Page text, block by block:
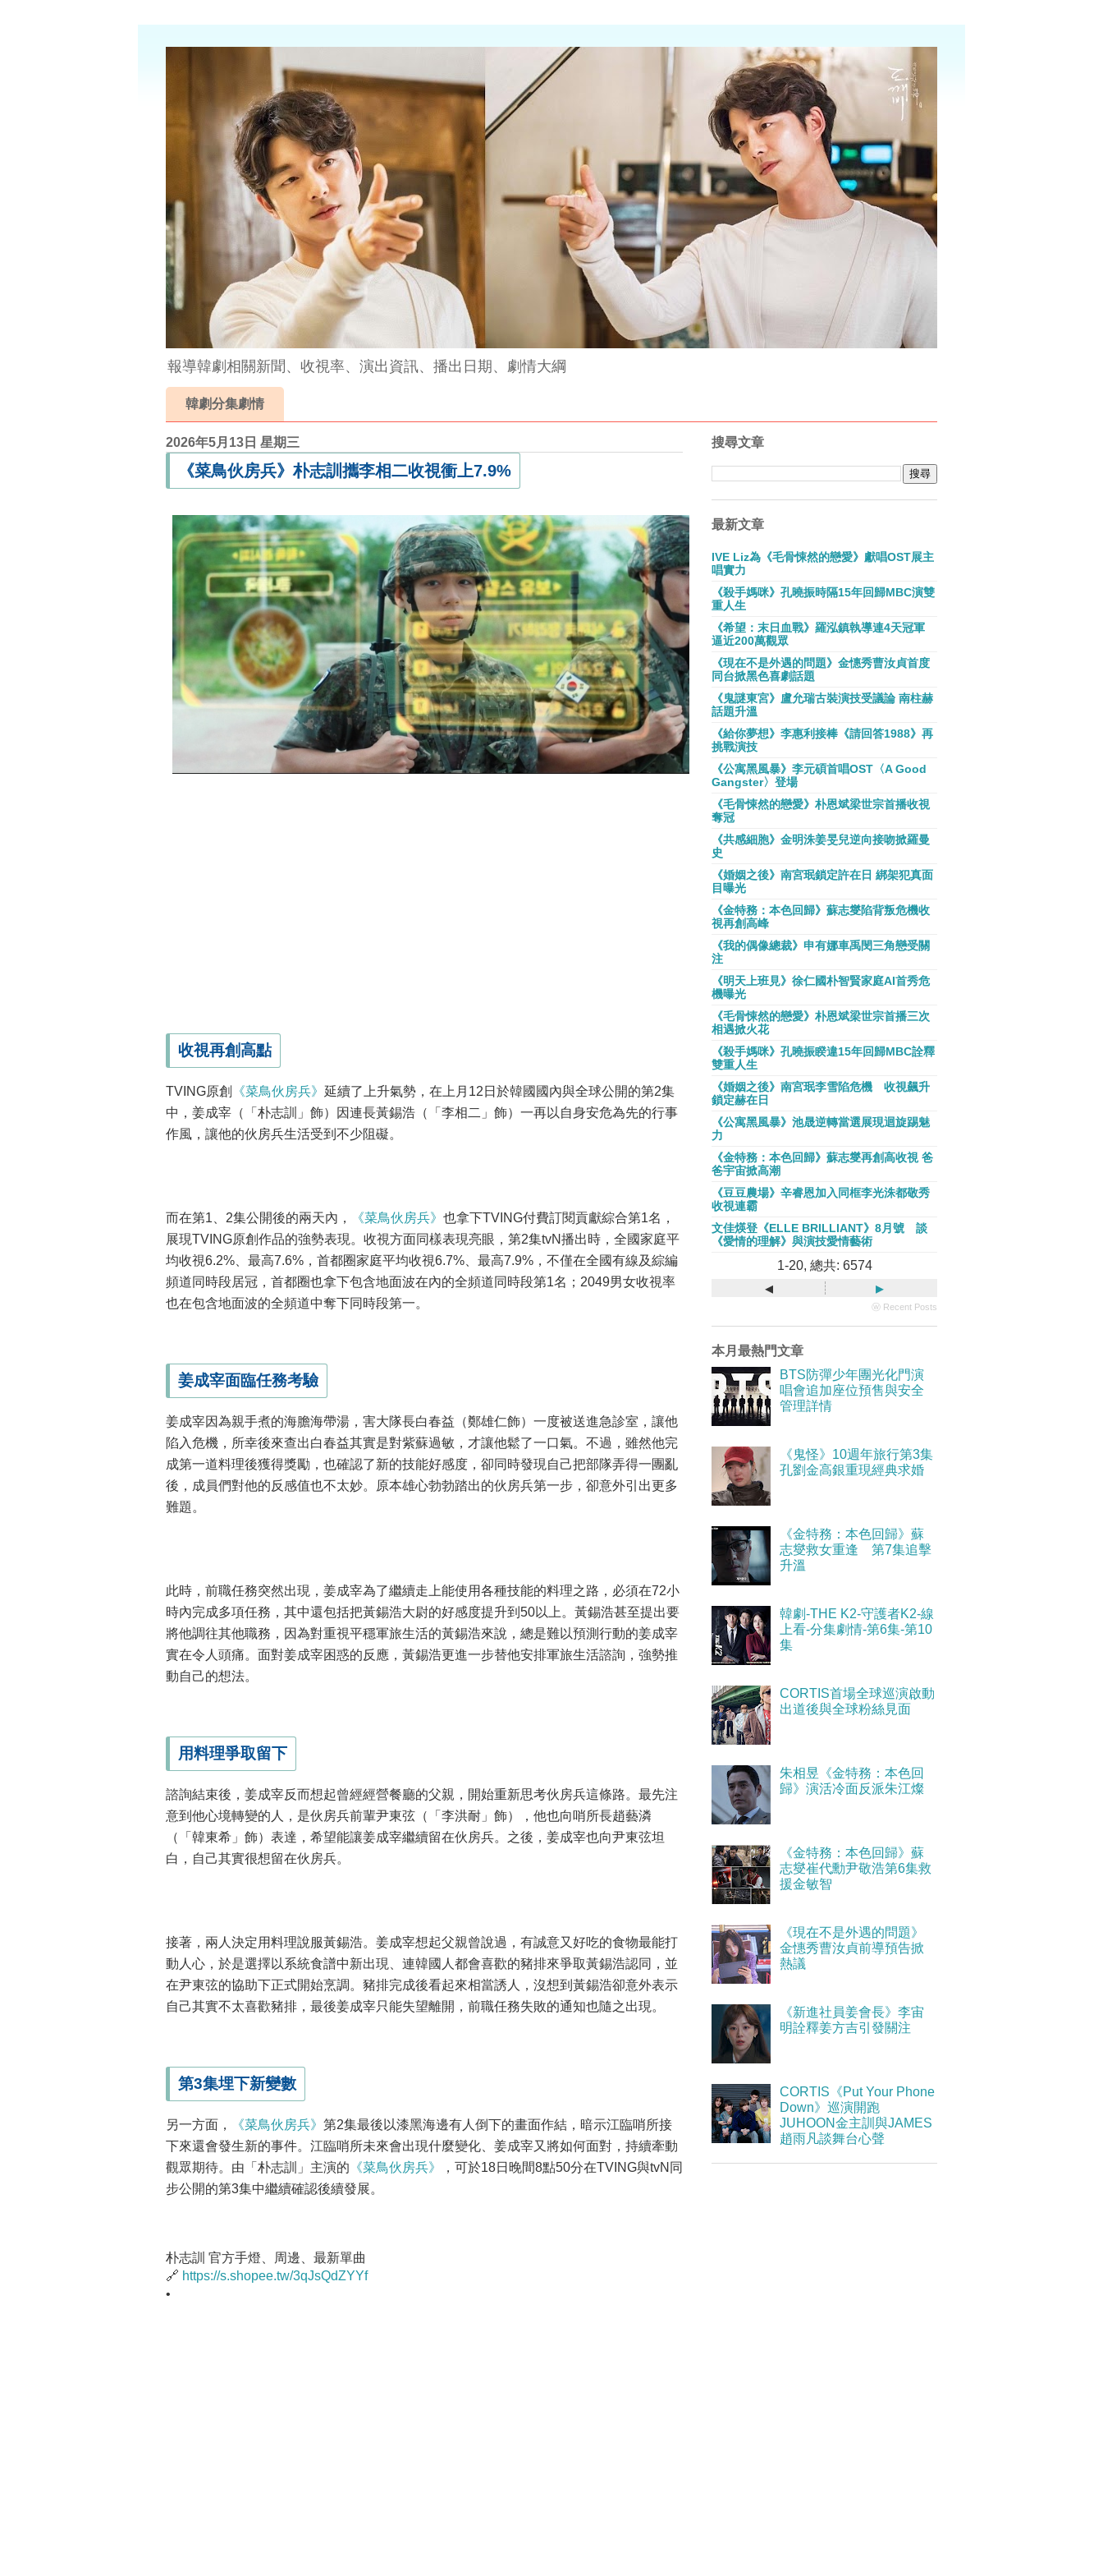
報導韓劇相關新聞、收視率、演出資訊、播出日期、劇情大綱
韓劇分集劇情
2026年5月13日 星期三
《菜鳥伙房兵》朴志訓攜李相二收視衝上7.9%
收視再創高點
TVING原創 《菜鳥伙房兵》 延續了上升氣勢，在上月12日於韓國國內與全球公開的第2集
中，姜成宰（「朴志訓」飾）因連長黃錫浩（「李相二」飾）一再以自身安危為先的行事
作風，讓他的伙房兵生活受到不少阻礙。
而在第1、2集公開後的兩天內， 《菜鳥伙房兵》 也拿下TVING付費訂閱貢獻綜合第1名，
展現TVING原創作品的強勢表現。收視方面同樣表現亮眼，第2集tvN播出時，全國家庭平
均收視6.2%、最高7.6%，首都圈家庭平均收視6.7%、最高7.9%，不僅在全國有線及綜編
頻道同時段居冠，首都圈也拿下包含地面波在內的全頻道同時段第1名；2049男女收視率
也在包含地面波的全頻道中奪下同時段第一。
姜成宰面臨任務考驗
姜成宰因為親手煮的海膽海帶湯，害大隊長白春益（鄭雄仁飾）一度被送進急診室，讓他
陷入危機，所幸後來查出白春益其實是對紫蘇過敏，才讓他鬆了一口氣。不過，雖然他完
成第一道料理後獲得獎勵，也確認了新的技能好感度，卻同時發現自己把部隊弄得一團亂
後，成員們對他的反感值也不太妙。原本雄心勃勃踏出的伙房兵第一步，卻意外引出更多
難題。
此時，前職任務突然出現，姜成宰為了繼續走上能使用各種技能的料理之路，必須在72小
時內完成多項任務，其中還包括把黃錫浩大尉的好感度提升到50以上。黃錫浩甚至提出要
將他調往其他職務，因為對重視平穩軍旅生活的黃錫浩來說，總是難以預測行動的姜成宰
實在令人頭痛。面對姜成宰困惑的反應，黃錫浩更進一步替他安排軍旅生活諮詢，強勢推
動自己的想法。
用料理爭取留下
諮詢結束後，姜成宰反而想起曾經經營餐廳的父親，開始重新思考伙房兵這條路。最先注
意到他心境轉變的人，是伙房兵前輩尹東弦（「李洪耐」飾），他也向哨所長趙藝潾
（「韓東希」飾）表達，希望能讓姜成宰繼續留在伙房兵。之後，姜成宰也向尹東弦坦
白，自己其實很想留在伙房兵。
接著，兩人決定用料理說服黃錫浩。姜成宰想起父親曾說過，有誠意又好吃的食物最能打
動人心，於是選擇以系統食譜中新出現、連韓國人都會喜歡的豬排來爭取黃錫浩認同，並
在尹東弦的協助下正式開始烹調。豬排完成後看起來相當誘人，沒想到黃錫浩卻意外表示
自己其實不太喜歡豬排，最後姜成宰只能失望離開，前職任務失敗的通知也隨之出現。
第3集埋下新變數
另一方面， 《菜鳥伙房兵》 第2集最後以漆黑海邊有人倒下的畫面作結，暗示江臨哨所接
下來還會發生新的事件。江臨哨所未來會出現什麼變化、姜成宰又將如何面對，持續牽動
觀眾期待。由「朴志訓」主演的 《菜鳥伙房兵》
，可於18日晚間8點50分在TVING與tvN同
步公開的第3集中繼續確認後續發展。
朴志訓 官方手燈、周邊、最新單曲
🔗 https://s.shopee.tw/3qJsQdZYYf
•
搜尋文章
最新文章
IVE Liz為《毛骨悚然的戀愛》獻唱OST展主
唱實力
《殺手媽咪》孔曉振時隔15年回歸MBC演雙
重人生
《希望：末日血戰》羅泓鎮執導連4天冠軍
逼近200萬觀眾
《現在不是外遇的問題》金憓秀曹汝貞首度
同台掀黑色喜劇話題
《鬼謎東宮》盧允瑞古裝演技受議論 南柱赫
話題升溫
《給你夢想》李惠利接棒《請回答1988》再
挑戰演技
《公寓黑風暴》李元碩首唱OST〈A Good
Gangster〉登場
《毛骨悚然的戀愛》朴恩斌梁世宗首播收視
奪冠
《共感細胞》金明洙姜旻兒逆向接吻掀羅曼
史
《婚姻之後》南宮珉鎖定許在日 綁架犯真面
目曝光
《金特務：本色回歸》蘇志燮陷背叛危機收
視再創高峰
《我的偶像總裁》申有娜車禹閔三角戀受關
注
《明天上班見》徐仁國朴智賢家庭AI首秀危
機曝光
《毛骨悚然的戀愛》朴恩斌梁世宗首播三次
相遇掀火花
《殺手媽咪》孔曉振睽違15年回歸MBC詮釋
雙重人生
《婚姻之後》南宮珉李雪陷危機 收視飆升
鎖定赫在日
《公寓黑風暴》池晟逆轉當選展現迴旋踢魅
力
《金特務：本色回歸》蘇志燮再創高收視 爸
爸宇宙掀高潮
《豆豆農場》辛睿恩加入同框李光洙都敬秀
收視連霸
文佳煐登《ELLE BRILLIANT》8月號 談
《愛情的理解》與演技愛情藝術
1-20, 總共: 6574
◂ ▸
ⓦ Recent Posts
本月最熱門文章
BTS防彈少年團光化門演
唱會追加座位預售與安全
管理詳情
《鬼怪》10週年旅行第3集
孔劉金高銀重現經典求婚
《金特務：本色回歸》蘇
志燮救女重逢 第7集追擊
升溫
韓劇-THE K2-守護者K2-線
上看-分集劇情-第6集-第10
集
CORTIS首場全球巡演啟動
出道後與全球粉絲見面
朱相昱《金特務：本色回
歸》演活冷面反派朱江燦
《金特務：本色回歸》蘇
志燮崔代勳尹敬浩第6集救
援金敏智
《現在不是外遇的問題》
金憓秀曹汝貞前導預告掀
熱議
《新進社員姜會長》李宙
明詮釋姜方吉引發關注
CORTIS《Put Your Phone
Down》巡演開跑
JUHOON金主訓與JAMES
趙雨凡談舞台心聲